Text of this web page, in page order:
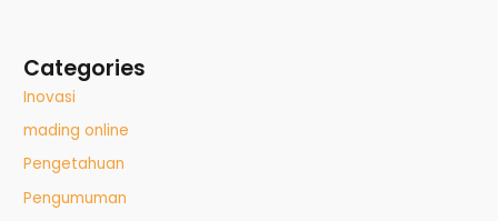
Categories
Inovasi
mading online
Pengetahuan
Pengumuman